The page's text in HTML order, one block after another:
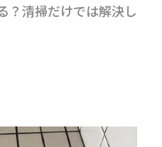
？清掃だけでは解決し